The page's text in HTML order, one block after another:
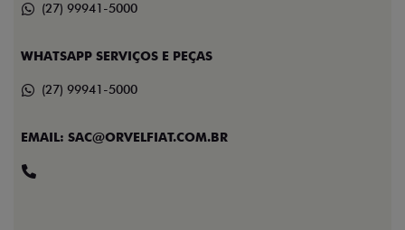
(27) 99941-5000
WHATSAPP SERVIÇOS E PEÇAS
(27) 99941-5000
EMAIL: SAC@ORVELFIAT.COM.BR